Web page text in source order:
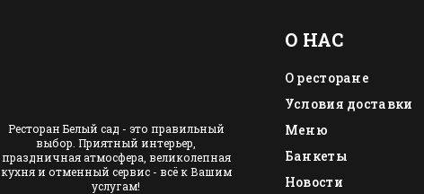
Ресторан Белый сад - это правильный
выбор. Приятный интерьер,
праздничная атмосфера, великолепная
кухня и отменный сервис - всё к Вашим
услугам!
О НАС
О ресторане
Условия доставки
Меню
Банкеты
Новости